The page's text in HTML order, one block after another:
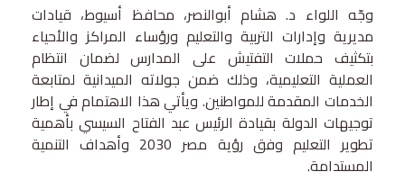
وجّه اللواء د. هشام أبوالنصر، محافظ أسيوط، قيادات
مديرية وإدارات التربية والتعليم ورؤساء المراكز والأحياء
بتكثيف حملات التفتيش على المدارس لضمان انتظام
العملية التعليمية، وذلك ضمن جولاته الميدانية لمتابعة
الخدمات المقدمة للمواطنين. ويأتي هذا الاهتمام في إطار
توجيهات الدولة بقيادة الرئيس عبد الفتاح السيسي بأهمية
تطوير التعليم وفق رؤية مصر 2030 وأهداف التنمية
المستدامة.